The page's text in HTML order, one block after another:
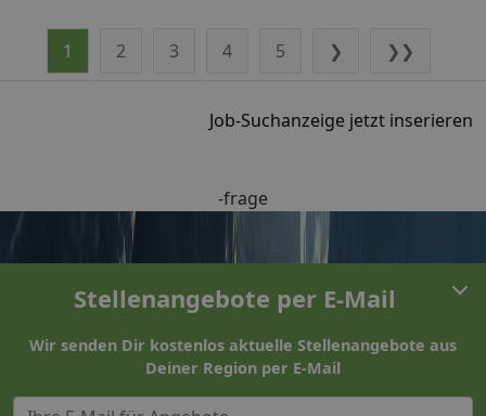
1 2 3 4 5 ❯ ❯❯
Job-Suchanzeige jetzt inserieren
-frage
Stellenangebote per E-Mail
Wir senden Dir kostenlos aktuelle Stellenangebote aus
Deiner Region per E-Mail